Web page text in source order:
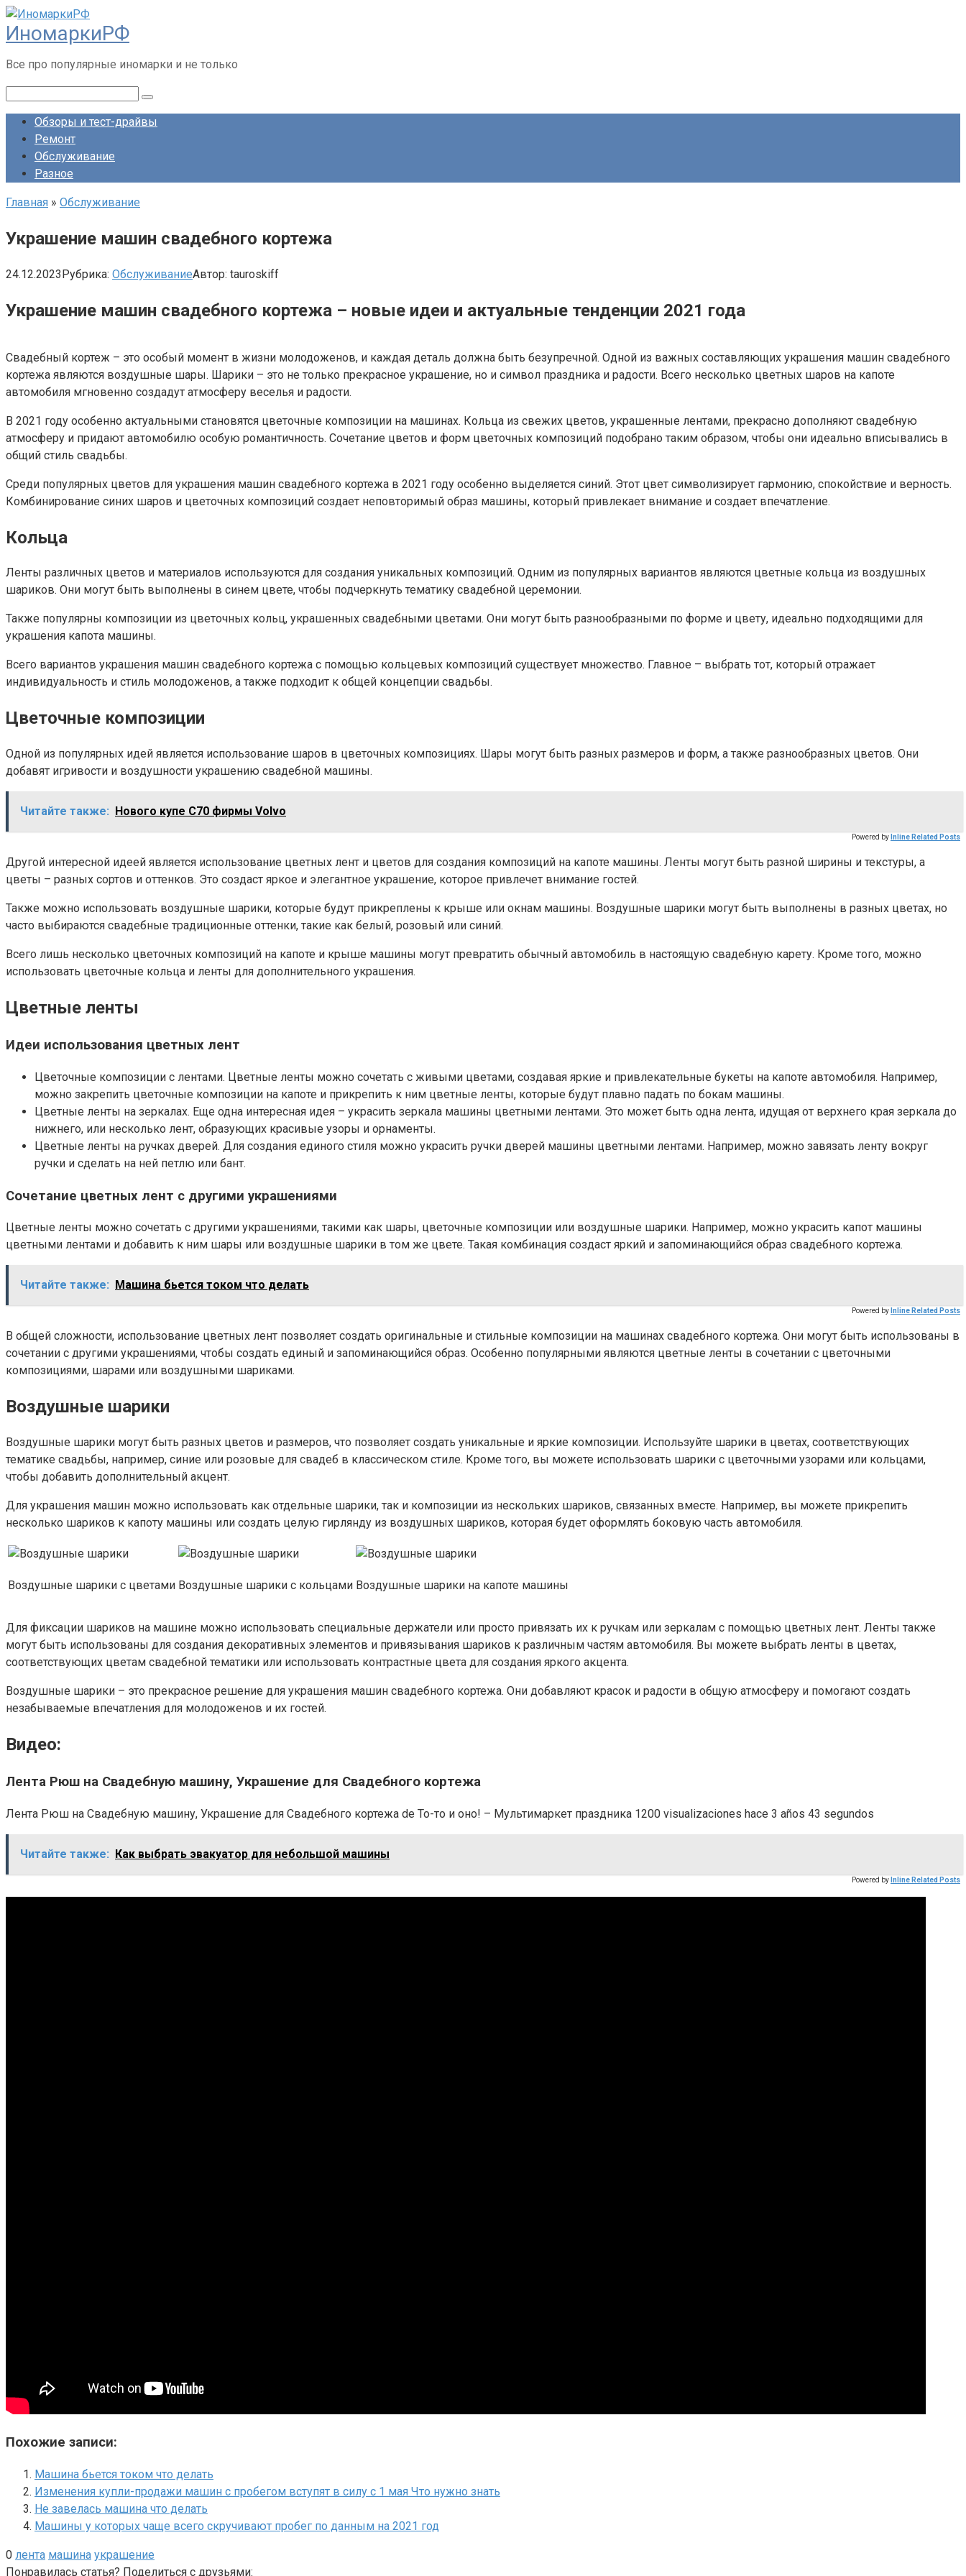
Перейти
к
контенту
ИномаркиРФ
Все про популярные иномарки и не только
Обзоры и тест-драйвы
Ремонт
Обслуживание
Разное
Главная » Обслуживание
Украшение машин свадебного кортежа
24.12.2023Рубрика: ОбслуживаниеАвтор: tauroskiff
Украшение машин свадебного кортежа – новые идеи и актуальные тенденции 2021 года
Свадебный кортеж – это особый момент в жизни молодоженов, и каждая деталь должна быть безупречной. Одной из важных составляющих украшения машин свадебного
кортежа являются воздушные шары. Шарики – это не только прекрасное украшение, но и символ праздника и радости. Всего несколько цветных шаров на капоте
автомобиля мгновенно создадут атмосферу веселья и радости.
В 2021 году особенно актуальными становятся цветочные композиции на машинах. Кольца из свежих цветов, украшенные лентами, прекрасно дополняют свадебную
атмосферу и придают автомобилю особую романтичность. Сочетание цветов и форм цветочных композиций подобрано таким образом, чтобы они идеально вписывались в
общий стиль свадьбы.
Среди популярных цветов для украшения машин свадебного кортежа в 2021 году особенно выделяется синий. Этот цвет символизирует гармонию, спокойствие и верность.
Комбинирование синих шаров и цветочных композиций создает неповторимый образ машины, который привлекает внимание и создает впечатление.
Кольца
Ленты различных цветов и материалов используются для создания уникальных композиций. Одним из популярных вариантов являются цветные кольца из воздушных
шариков. Они могут быть выполнены в синем цвете, чтобы подчеркнуть тематику свадебной церемонии.
Также популярны композиции из цветочных кольц, украшенных свадебными цветами. Они могут быть разнообразными по форме и цвету, идеально подходящими для
украшения капота машины.
Всего вариантов украшения машин свадебного кортежа с помощью кольцевых композиций существует множество. Главное – выбрать тот, который отражает
индивидуальность и стиль молодоженов, а также подходит к общей концепции свадьбы.
Цветочные композиции
Одной из популярных идей является использование шаров в цветочных композициях. Шары могут быть разных размеров и форм, а также разнообразных цветов. Они
добавят игривости и воздушности украшению свадебной машины.
Читайте также: Нового купе C70 фирмы Volvo
Powered by Inline Related Posts
Другой интересной идеей является использование цветных лент и цветов для создания композиций на капоте машины. Ленты могут быть разной ширины и текстуры, а
цветы – разных сортов и оттенков. Это создаст яркое и элегантное украшение, которое привлечет внимание гостей.
Также можно использовать воздушные шарики, которые будут прикреплены к крыше или окнам машины. Воздушные шарики могут быть выполнены в разных цветах, но
часто выбираются свадебные традиционные оттенки, такие как белый, розовый или синий.
Всего лишь несколько цветочных композиций на капоте и крыше машины могут превратить обычный автомобиль в настоящую свадебную карету. Кроме того, можно
использовать цветочные кольца и ленты для дополнительного украшения.
Цветные ленты
Идеи использования цветных лент
Цветочные композиции с лентами. Цветные ленты можно сочетать с живыми цветами, создавая яркие и привлекательные букеты на капоте автомобиля. Например,
можно закрепить цветочные композиции на капоте и прикрепить к ним цветные ленты, которые будут плавно падать по бокам машины.
Цветные ленты на зеркалах. Еще одна интересная идея – украсить зеркала машины цветными лентами. Это может быть одна лента, идущая от верхнего края зеркала до
нижнего, или несколько лент, образующих красивые узоры и орнаменты.
Цветные ленты на ручках дверей. Для создания единого стиля можно украсить ручки дверей машины цветными лентами. Например, можно завязать ленту вокруг
ручки и сделать на ней петлю или бант.
Сочетание цветных лент с другими украшениями
Цветные ленты можно сочетать с другими украшениями, такими как шары, цветочные композиции или воздушные шарики. Например, можно украсить капот машины
цветными лентами и добавить к ним шары или воздушные шарики в том же цвете. Такая комбинация создаст яркий и запоминающийся образ свадебного кортежа.
Читайте также: Машина бьется током что делать
Powered by Inline Related Posts
В общей сложности, использование цветных лент позволяет создать оригинальные и стильные композиции на машинах свадебного кортежа. Они могут быть использованы в
сочетании с другими украшениями, чтобы создать единый и запоминающийся образ. Особенно популярными являются цветные ленты в сочетании с цветочными
композициями, шарами или воздушными шариками.
Воздушные шарики
Воздушные шарики могут быть разных цветов и размеров, что позволяет создать уникальные и яркие композиции. Используйте шарики в цветах, соответствующих
тематике свадьбы, например, синие или розовые для свадеб в классическом стиле. Кроме того, вы можете использовать шарики с цветочными узорами или кольцами,
чтобы добавить дополнительный акцент.
Для украшения машин можно использовать как отдельные шарики, так и композиции из нескольких шариков, связанных вместе. Например, вы можете прикрепить
несколько шариков к капоту машины или создать целую гирлянду из воздушных шариков, которая будет оформлять боковую часть автомобиля.
Воздушные шарики с цветами Воздушные шарики с кольцами Воздушные шарики на капоте машины
Для фиксации шариков на машине можно использовать специальные держатели или просто привязать их к ручкам или зеркалам с помощью цветных лент. Ленты также
могут быть использованы для создания декоративных элементов и привязывания шариков к различным частям автомобиля. Вы можете выбрать ленты в цветах,
соответствующих цветам свадебной тематики или использовать контрастные цвета для создания яркого акцента.
Воздушные шарики – это прекрасное решение для украшения машин свадебного кортежа. Они добавляют красок и радости в общую атмосферу и помогают создать
незабываемые впечатления для молодоженов и их гостей.
Видео:
Лента Рюш на Свадебную машину, Украшение для Свадебного кортежа
Лента Рюш на Свадебную машину, Украшение для Свадебного кортежа de То-то и оно! – Мультимаркет праздника 1200 visualizaciones hace 3 años 43 segundos
Читайте также: Как выбрать эвакуатор для небольшой машины
Powered by Inline Related Posts
Похожие записи:
Машина бьется током что делать
Изменения купли-продажи машин с пробегом вступят в силу с 1 мая Что нужно знать
Не завелась машина что делать
Машины у которых чаще всего скручивают пробег по данным на 2021 год
0 лента машина украшение
Понравилась статья? Поделиться с друзьями: